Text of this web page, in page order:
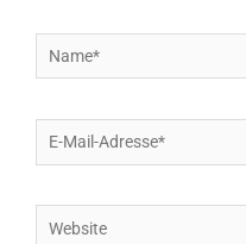
Name*
E-
Mail-
Website